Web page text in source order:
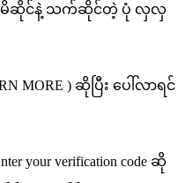
မိမိဆိုင်နဲ့ သက်ဆိုင်တဲ့ ပုံ လှလှ
MORE ) ဆိုပြီး ပေါ်လာရင်
your verification code ဆို